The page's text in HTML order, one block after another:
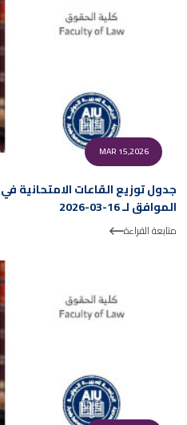
MAR 15,2026
الموافق لـ 16-03-2026
متابعة القراءة